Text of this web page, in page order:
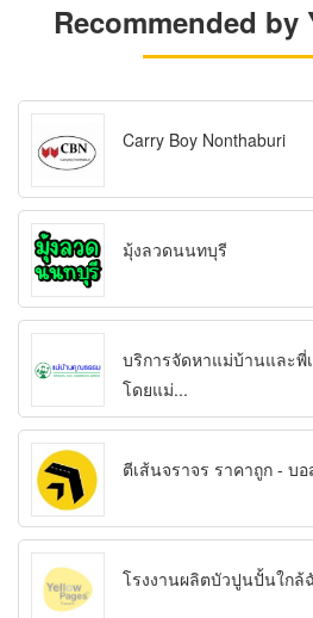
Recommended by
Carry Boy Nonthaburi
มุ้งลวดนนทบุรี
บริการจัดหาแม่บ้านและพี่
โดยแม่...
ตีเส้นจราจร ราคาถูก - บ
โรงงานผลิตบัวปูนปั้นใกล้